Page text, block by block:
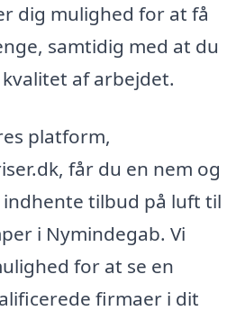
dig mulighed for at få
samtidig med at du
af arbejdet.
platform,
får du en nem og
tilbud på luft til
i Nymindegab. Vi
for at se en
firmaer i dit